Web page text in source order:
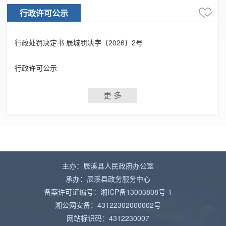
行政许可公示
行政处罚决定书 辰城罚决字〔2026〕2号
行政许可公示
更 多
主办：辰溪县人民政府办公室
承办：辰溪县政务服务中心
备案许可证编号：湘ICP备13003808号-1
湘公网安备：43122302000002号
网站标识码：4312230007